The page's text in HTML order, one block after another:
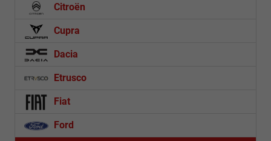
Citroën
Cupra
Dacia
Etrusco
Fiat
Ford